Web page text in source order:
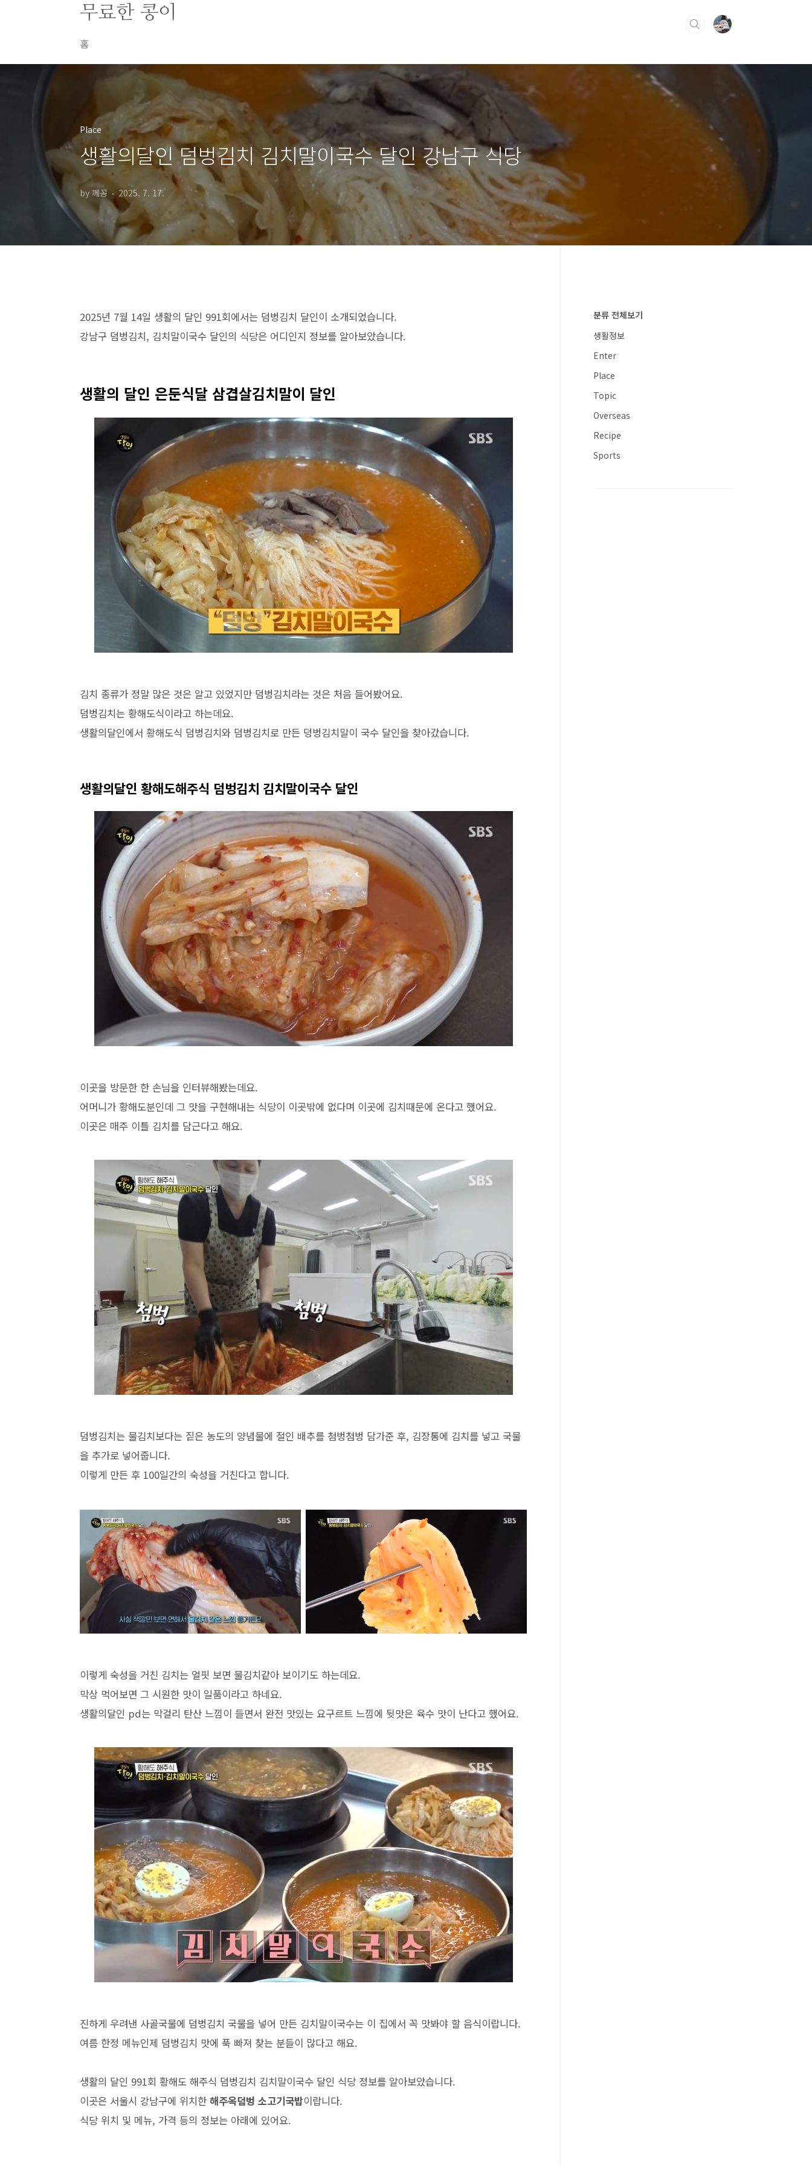
무료한 콩이
홈
Place
생활의달인 덤벙김치 김치말이국수 달인 강남구 식당
by 께꽁 2025. 7. 17.
2025년 7월 14일 생활의 달인 991회에서는 덤벙김치 달인이 소개되었습니다.
강남구 덤벙김치, 김치말이국수 달인의 식당은 어디인지 정보를 알아보았습니다.
생활의 달인 은둔식달 삼겹살김치말이 달인
김치 종류가 정말 많은 것은 알고 있었지만 덤벙김치라는 것은 처음 들어봤어요.
덤벙김치는 황해도식이라고 하는데요.
생활의달인에서 황해도식 덤벙김치와 덤벙김치로 만든 덩벙김치말이 국수 달인을 찾아갔습니다.
생활의달인 황해도해주식 덤벙김치 김치말이국수 달인
이곳을 방문한 한 손님을 인터뷰해봤는데요.
어머니가 황해도분인데 그 맛을 구현해내는 식당이 이곳밖에 없다며 이곳에 김치때문에 온다고 했어요.
이곳은 매주 이틀 김치를 담근다고 해요.
덤벙김치는 물김치보다는 짙은 농도의 양념물에 절인 배추를 첨벙첨벙 담가준 후, 김장통에 김치를 넣고 국물
을 추가로 넣어줍니다.
이렇게 만든 후 100일간의 숙성을 거친다고 합니다.
이렇게 숙성을 거친 김치는 얼핏 보면 물김치같아 보이기도 하는데요.
막상 먹어보면 그 시원한 맛이 일품이라고 하네요.
생활의달인 pd는 막걸리 탄산 느낌이 들면서 완전 맛있는 요구르트 느낌에 뒷맛은 육수 맛이 난다고 했어요.
진하게 우려낸 사골국물에 덤벙김치 국물을 넣어 만든 김치말이국수는 이 집에서 꼭 맛봐야 할 음식이랍니다.
여름 한정 메뉴인제 덤벙김치 맛에 푹 빠져 찾는 분들이 많다고 해요.
생활의 달인 991회 황해도 해주식 덤벙김치 김치말이국수 달인 식당 정보를 알아보았습니다.
이곳은 서울시 강남구에 위치한 해주옥덤벙 소고기국밥이랍니다.
식당 위치 및 메뉴, 가격 등의 정보는 아래에 있어요.
분류 전체보기
생활정보
Enter
Place
Topic
Overseas
Recipe
Sports